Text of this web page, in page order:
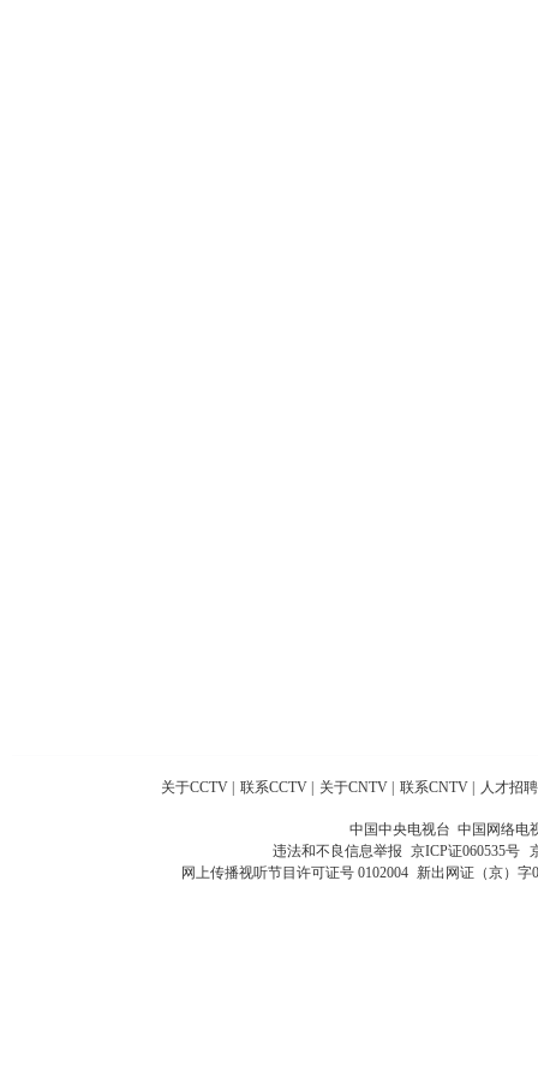
关于CCTV 联系CCTV 关于CNTV 联系CNTV 人才招聘
中国中央电视台 中国网络电
违法和不良信息举报 京ICP证060535号
网上传播视听节目许可证号 0102004 新出网证（京）